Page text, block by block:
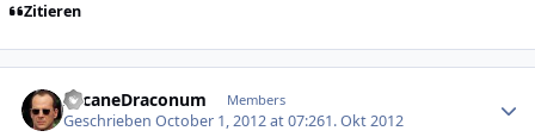
Zitieren
ArcaneDraconum Members
GeschriebenOctober 1, 2012 at 07:261. Okt 2012